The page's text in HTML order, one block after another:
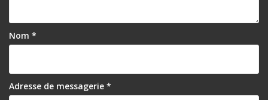
Nom *
Adresse de messagerie *